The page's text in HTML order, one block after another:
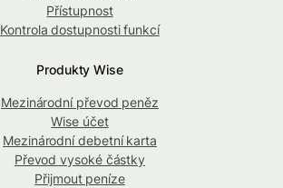
Přístupnost
Kontrola dostupnosti funkcí
Produkty Wise
Mezinárodní převod peněz
Wise účet
Mezinárodní debetní karta
Převod vysoké částky
Přijmout peníze